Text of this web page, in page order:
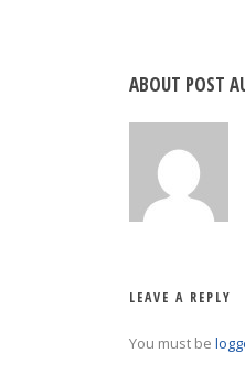
ABOUT POST
LEAVE A REPLY
You must be